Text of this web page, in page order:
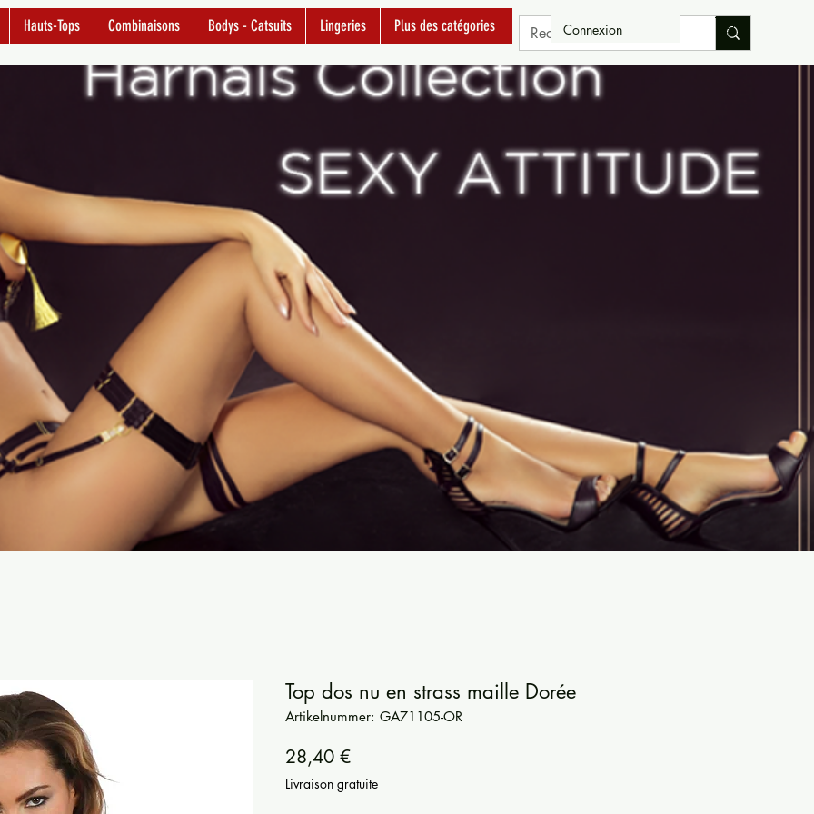
Hauts-Tops Combinaisons Bodys - Catsuits Lingeries Plus des catégories Connexion
Top dos nu en strass maille Dorée
Artikelnummer: GA71105-OR
28,40 €Preis
Livraison gratuite